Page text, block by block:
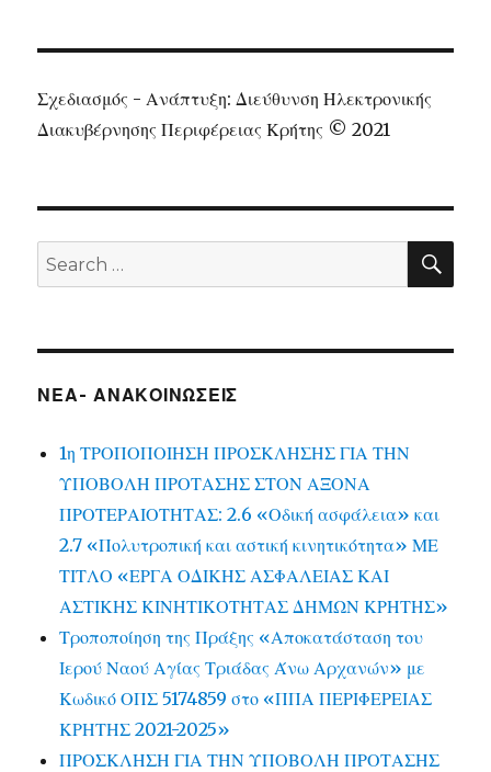
Σχεδιασμός - Ανάπτυξη: Διεύθυνση Ηλεκτρονικής
Διακυβέρνησης Περιφέρειας Κρήτης © 2021
Search
for:
ΝΕΑ- ΑΝΑΚΟΙΝΩΣΕΙΣ
1η ΤΡΟΠΟΠΟΙΗΣΗ ΠΡΟΣΚΛΗΣΗΣ ΓΙΑ ΤΗΝ
ΥΠΟΒΟΛΗ ΠΡΟΤΑΣΗΣ ΣΤΟΝ ΑΞΟΝΑ
ΠΡΟΤΕΡΑΙΟΤΗΤΑΣ: 2.6 «Οδική ασφάλεια» και
2.7 «Πολυτροπική και αστική κινητικότητα» ΜΕ
ΤΙΤΛΟ «ΕΡΓΑ ΟΔΙΚΗΣ ΑΣΦΑΛΕΙΑΣ ΚΑΙ
ΑΣΤΙΚΗΣ ΚΙΝΗΤΙΚΟΤΗΤΑΣ ΔΗΜΩΝ ΚΡΗΤΗΣ»
Τροποποίηση της Πράξης «Αποκατάσταση του
Ιερού Ναού Αγίας Τριάδας Άνω Αρχανών» με
Κωδικό ΟΠΣ 5174859 στο «ΠΠΑ ΠΕΡΙΦΕΡΕΙΑΣ
ΚΡΗΤΗΣ 2021-2025»
ΠΡΟΣΚΛΗΣΗ ΓΙΑ ΤΗΝ ΥΠΟΒΟΛΗ ΠΡΟΤΑΣΗΣ